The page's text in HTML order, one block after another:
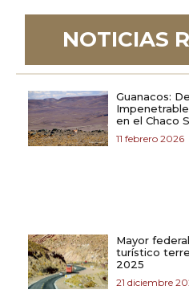
NOTICIAS
Guanacos:
Impenetrable
en el Chaco
11 febrero 2026
Mayor
turístico
2025
21 diciembre